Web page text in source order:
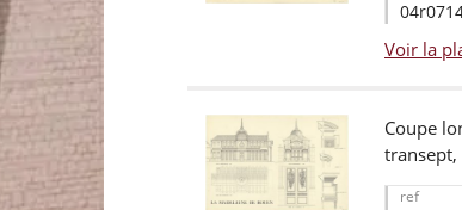
Voir la
Coupe
transept,
ref